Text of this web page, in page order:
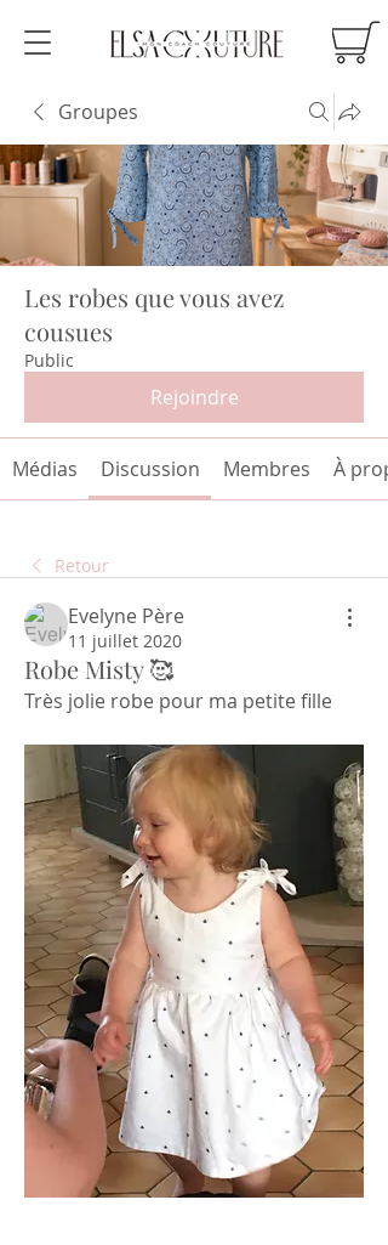
Groupes
Les robes que vous avez
cousues
Public
Rejoindre
Médias Discussion Membres À
Retour
Evelyne Père
11 juillet 2020
Robe Misty 🥰
Très jolie robe pour ma petite fille